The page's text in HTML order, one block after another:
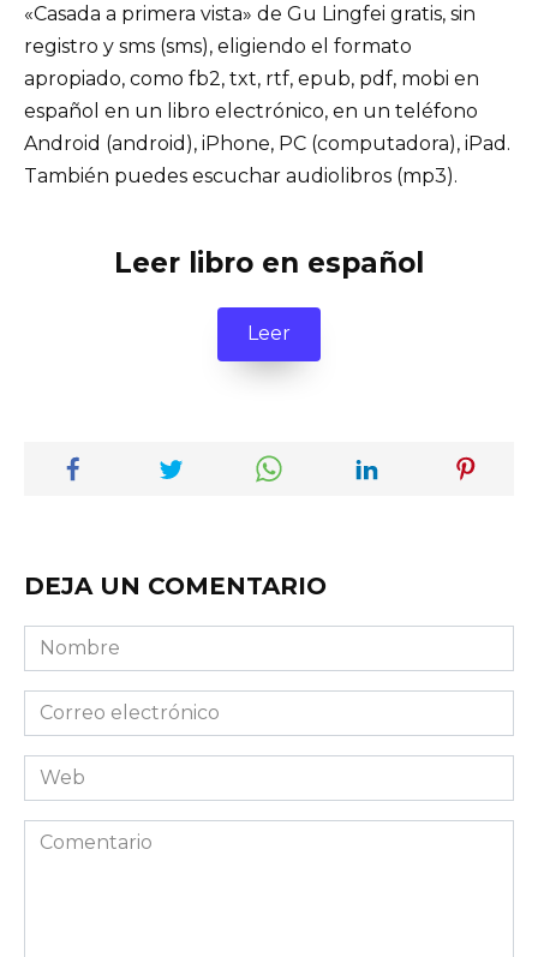
«Casada a primera vista» de Gu Lingfei gratis, sin
registro y sms (sms), eligiendo el formato
apropiado, como fb2, txt, rtf, epub, pdf, mobi en
español en un libro electrónico, en un teléfono
Android (android), iPhone, PC (computadora), iPad.
También puedes escuchar audiolibros (mp3).
Leer libro en español
Leer
DEJA UN COMENTARIO
Nombre
Correo
electrónico
Web
Comentario